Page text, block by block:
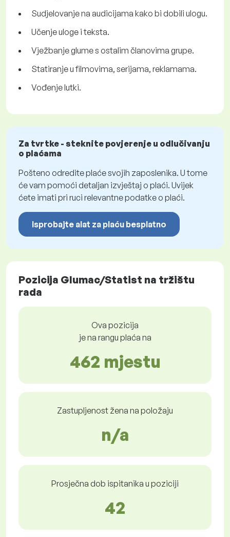
Sudjelovanje na audicijama kako bi dobili ulogu.
Učenje uloge i teksta.
Vježbanje glume s ostalim članovima grupe.
Statiranje u filmovima, serijama, reklamama.
Vođenje lutki.
Za tvrtke - steknite povjerenje u odlučivanju
o plaćama
Pošteno odredite plaće svojih zaposlenika. U tome
će vam pomoći detaljan izvještaj o plaći. Uvijek
ćete imati pri ruci relevantne podatke o plaći.
Isprobajte alat za plaću besplatno
Pozicija Glumac/Statist na tržištu
rada
Ova pozicija
je na rangu plaća na
462 mjestu
Zastupljenost žena na položaju
n/a
Prosječna dob ispitanika u poziciji
42